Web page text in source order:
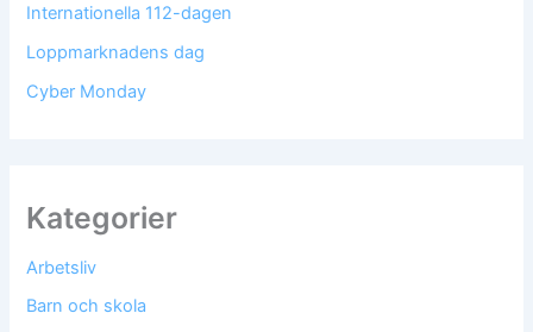
Internationella 112-dagen
Loppmarknadens dag
Cyber Monday
Kategorier
Arbetsliv
Barn och skola